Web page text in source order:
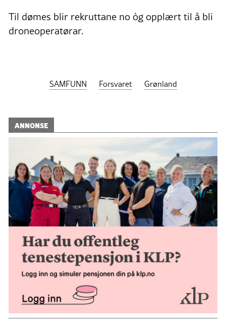
Til dømes blir rekruttane no òg opplært til å bli
droneoperatørar.
SAMFUNN Forsvaret Grønland
ANNONSE